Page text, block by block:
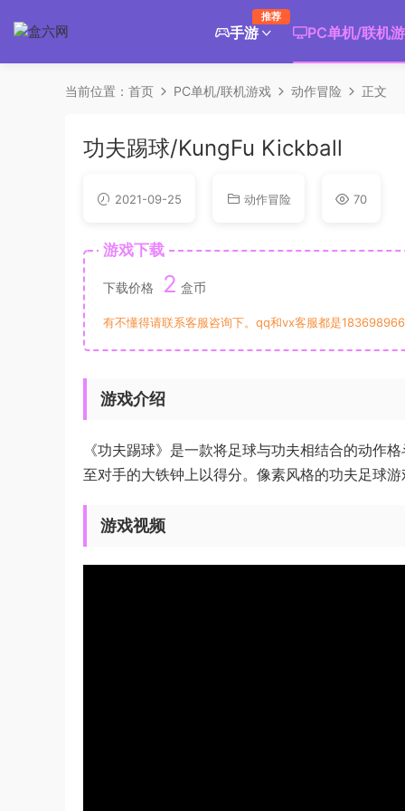
手游
推荐
PC单机/联机
当前位置： 首页 PC单机/联机游戏 动作冒险 正文
功夫踢球/KungFu Kickball
2021-09-25 动作冒险 70
游戏下载
下载价格 2 盒币
有不懂得请联系客服咨询下。qq和vx客服都是
游戏介绍
《功夫踢球》是一款将足球与功夫相结合的动作
至对手的大铁钟上以得分。像素风格的功夫足球
游戏视频